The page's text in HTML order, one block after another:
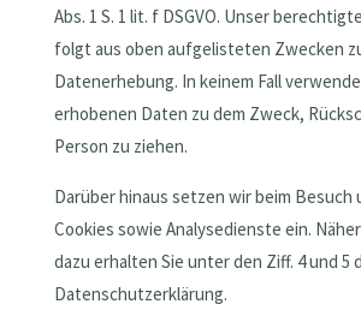
Abs. 1 S. 1 lit. f DSGVO. Unser
folgt aus oben aufgelisteten Zwecken
Datenerhebung. In keinem Fall
erhobenen Daten zu dem Zweck,
Person zu ziehen.
Darüber hinaus setzen wir beim Besuch
Cookies sowie Analysedienste ein.
dazu erhalten Sie unter den Ziff. 4 und 5
Datenschutzerklärung.